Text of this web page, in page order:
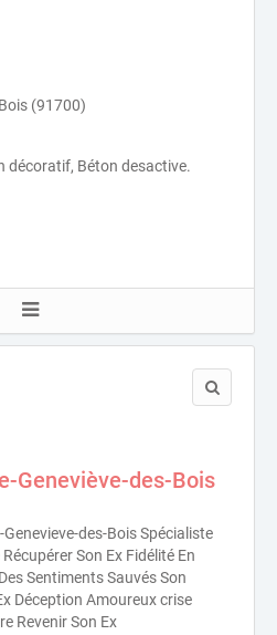
(91700)
décoratif, Béton desactive.
Geneviève-des-Bois
des-Bois Spécialiste
Son Ex Fidélité En
Sentiments Sauvés Son
Déception Amoureux crise
Revenir Son Ex